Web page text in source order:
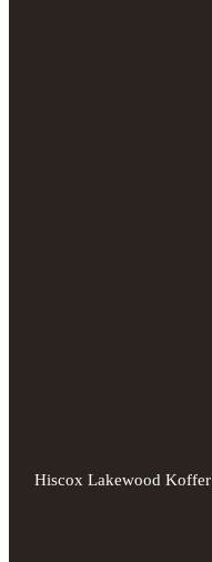
Hiscox Lakewood Koffer